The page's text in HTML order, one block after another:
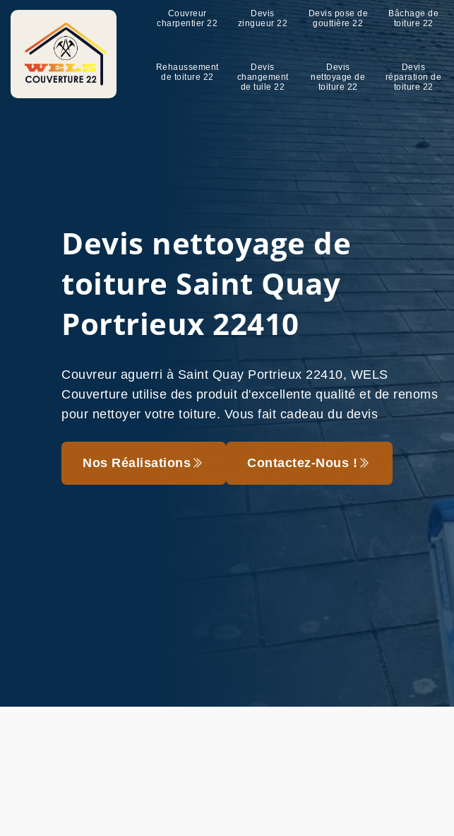
Couvreur
charpentier 22
Devis
zingueur 22
Devis pose de
gouttière 22
Bâchage de
toiture 22
Rehaussement
de toiture 22
Devis
changement
de tuile 22
Devis
nettoyage de
toiture 22
Devis
réparation de
toiture 22
Devis nettoyage de
toiture Saint Quay
Portrieux 22410
Couvreur aguerri à Saint Quay Portrieux 22410, WELS
Couverture utilise des produit d'excellente qualité et de renoms
pour nettoyer votre toiture. Vous fait cadeau du devis
Nos Réalisations Contactez-Nous !